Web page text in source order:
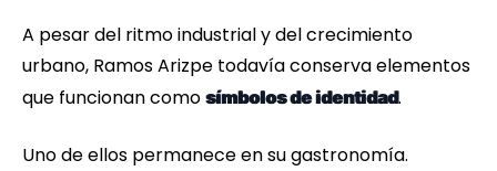
A pesar del ritmo industrial y del crecimiento
urbano, Ramos Arizpe todavía conserva elementos
que funcionan como símbolos de identidad.
Uno de ellos permanece en su gastronomía.